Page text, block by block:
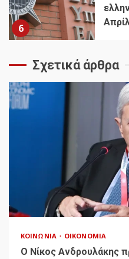
6
Σχετικά άρθρα
ΚΟΙΝΩΝΊΑ ΟΙΚΟΝΟΜΊΑ
Ο Νίκος Ανδρουλάκης